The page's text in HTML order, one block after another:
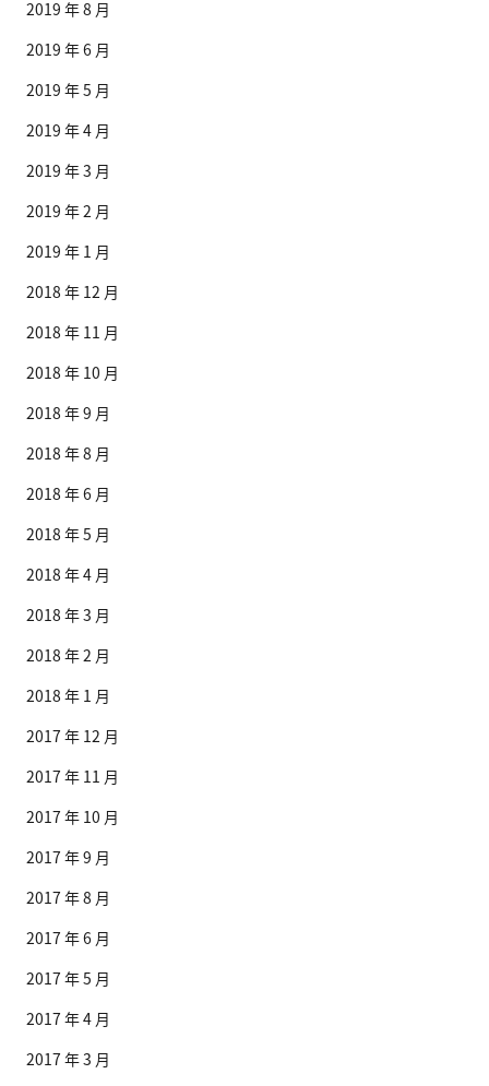
2019 年 8 月
2019 年 6 月
2019 年 5 月
2019 年 4 月
2019 年 3 月
2019 年 2 月
2019 年 1 月
2018 年 12 月
2018 年 11 月
2018 年 10 月
2018 年 9 月
2018 年 8 月
2018 年 6 月
2018 年 5 月
2018 年 4 月
2018 年 3 月
2018 年 2 月
2018 年 1 月
2017 年 12 月
2017 年 11 月
2017 年 10 月
2017 年 9 月
2017 年 8 月
2017 年 6 月
2017 年 5 月
2017 年 4 月
2017 年 3 月